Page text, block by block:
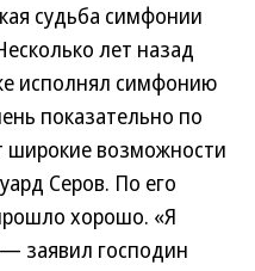
судьба симфонии
лет назад
исполнял симфонию
показательно по
широкие возможности
Серов. По его
хорошо. «Я
заявил господин